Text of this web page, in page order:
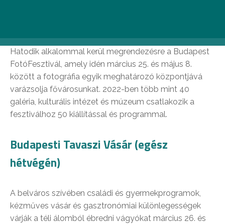
Hatodik alkalommal kerül megrendezésre a Budapest
FotóFesztivál, amely idén március 25. és május 8.
között a fotográfia egyik meghatározó központjává
varázsolja fővárosunkat. 2022-ben több mint 40
galéria, kulturális intézet és múzeum csatlakozik a
fesztiválhoz 50 kiállítással és programmal.
Budapesti Tavaszi Vásár (egész
hétvégén)
A belváros szívében családi és gyermekprogramok,
kézműves vásár és gasztronómiai különlegességek
várják a téli álomból ébredni vágyókat március 26. és